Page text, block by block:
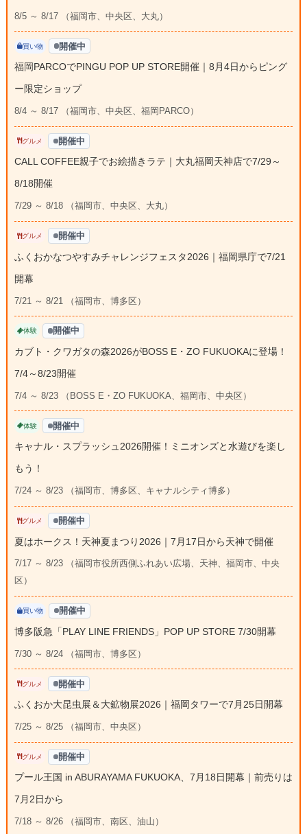
8/5 ～ 8/17 （福岡市、中央区、大丸）
買い物 開催中
福岡PARCOでPINGU POP UP STORE開催｜8月4日からピング
ー限定ショップ
8/4 ～ 8/17 （福岡市、中央区、福岡PARCO）
グルメ 開催中
CALL COFFEE親子でお絵描きラテ｜大丸福岡天神店で7/29～
8/18開催
7/29 ～ 8/18 （福岡市、中央区、大丸）
グルメ 開催中
ふくおかなつやすみチャレンジフェスタ2026｜福岡県庁で7/21
開幕
7/21 ～ 8/21 （福岡市、博多区）
体験 開催中
カブト・クワガタの森2026がBOSS E・ZO FUKUOKAに登場！
7/4～8/23開催
7/4 ～ 8/23 （BOSS E・ZO FUKUOKA、福岡市、中央区）
体験 開催中
キャナル・スプラッシュ2026開催！ミニオンズと水遊びを楽し
もう！
7/24 ～ 8/23 （福岡市、博多区、キャナルシティ博多）
グルメ 開催中
夏はホークス！天神夏まつり2026｜7月17日から天神で開催
7/17 ～ 8/23 （福岡市役所西側ふれあい広場、天神、福岡市、中央
区）
買い物 開催中
博多阪急「PLAY LINE FRIENDS」POP UP STORE 7/30開幕
7/30 ～ 8/24 （福岡市、博多区）
グルメ 開催中
ふくおか大昆虫展＆大鉱物展2026｜福岡タワーで7月25日開幕
7/25 ～ 8/25 （福岡市、中央区）
グルメ 開催中
プール王国 in ABURAYAMA FUKUOKA、7月18日開幕｜前売りは
7月2日から
7/18 ～ 8/26 （福岡市、南区、油山）